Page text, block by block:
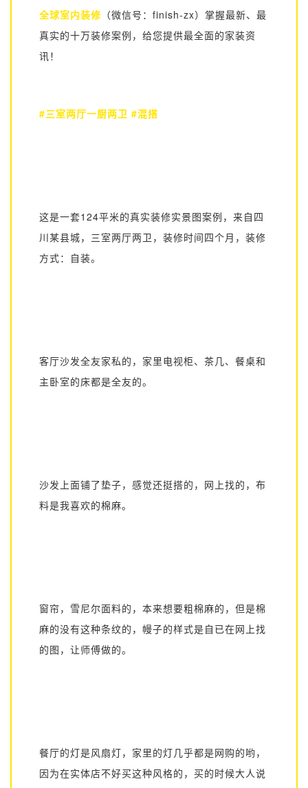
全球室内装修 （微信号：finish-zx） 掌握最新、最
真实的十万装修案例， 给您提供最全面的家装资
讯！
#三室两厅一厨两卫 #混搭
这是一套124平米的真实装修实景图案例，来自四
川某县城，三室两厅两卫， 装修时间四个月，装修
方式：自装。
客厅沙发全友家私的，家里电视柜、茶几、餐桌和
主卧室的床都是全友的。
沙发上面铺了垫子，感觉还挺搭的，网上找的，布
料是我喜欢的棉麻。
窗帘，雪尼尔面料的，本来想要粗棉麻的，但是棉
麻的没有这种条纹的，幔子的样式是自已在网上找
的图，让师傅做的。
餐厅的灯是风扇灯，家里的灯几乎都是网购的哟，
因为在实体店不好买这种风格的，买的时候大人说